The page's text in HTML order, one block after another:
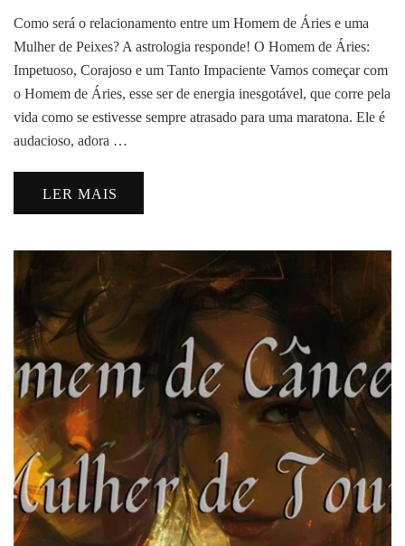
Como será o relacionamento entre um Homem de Áries e uma
Mulher de Peixes? A astrologia responde! O Homem de Áries:
Impetuoso, Corajoso e um Tanto Impaciente Vamos começar com
o Homem de Áries, esse ser de energia inesgotável, que corre pela
vida como se estivesse sempre atrasado para uma maratona. Ele é
audacioso, adora …
LER MAIS